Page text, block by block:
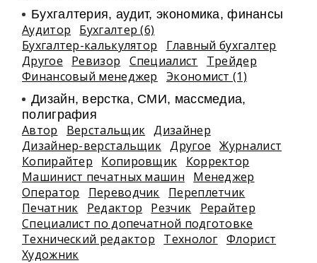
Бухгалтерия, аудит, экономика, финансы
Аудитор
Бухгалтер (6)
Бухгалтер-калькулятор
Главный бухгалтер
Другое
Ревизор Специалист
Трейдер
Финансовый менеджер
Экономист (1)
Дизайн, верстка, СМИ, массмедиа,
полиграфия
Автор Верстальщик Дизайнер
Дизайнер-верстальщик Другое
Журналист
Копирайтер
Копировщик
Корректор
Машинист печатных машин
Менеджер
Оператор
Переводчик
Переплетчик
Печатник
Редактор Резчик
Рерайтер
Специалист по допечатной подготовке
Технический редактор
Технолог Флорист
Художник